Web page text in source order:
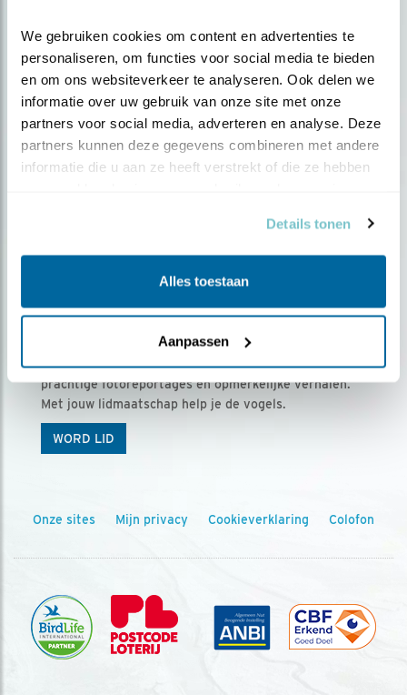
We gebruiken cookies om content en advertenties te
personaliseren, om functies voor social media te bieden
en om ons websiteverkeer te analyseren. Ook delen we
informatie over uw gebruik van onze site met onze
partners voor social media, adverteren en analyse. Deze
partners kunnen deze gegevens combineren met andere
informatie die u aan ze heeft verstrekt of die ze hebben
Details tonen
Alles toestaan
Aanpassen
Ontvang 5 x Vogels voor € 36,00 per jaar
Vogels is het tijdschrift voor onze leden, met
prachtige fotoreportages en opmerkelijke verhalen.
Met jouw lidmaatschap help je de vogels.
WORD LID
Onze sites Mijn privacy Cookieverklaring Colofon